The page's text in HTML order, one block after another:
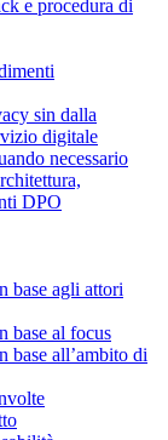
e procedura di
sin dalla
digitale
necessario
DPO
base agli attori
base al focus
base all’ambito di